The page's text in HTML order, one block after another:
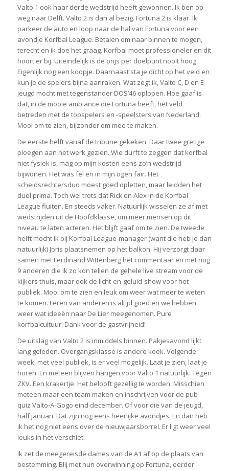
Valto 1 ook haar derde wedstrijd heeft gewonnen. Ik ben op
weg naar Delft. Valto 2 is dan al bezig. Fortuna 2 is klaar. Ik
parkeer de auto en loop naar de hal van Fortuna voor een
avondje Korfbal League. Betalen om naar binnen te mogen,
terecht en ik doe het graag. Korfbal moet professioneler en dit
hoort er bij. Uiteindelijk is de prijs per doelpunt nooit hoog.
Eigenlijk nog een koopje. Daarnaast sta je dicht op het veld en
kun je de spelers bijna aanraken. Wat zegt ik, Valto C, D en E
jeugd mocht met tegenstander DOS’46 oplopen. Hoe gaaf is
dat, in de mooie ambiance die Fortuna heeft, het veld
betreden met de topspelers en -speelsters van Nederland.
Mooi om te zien, bijzonder om mee te maken.
De eerste helft vanaf de tribune gekeken. Daar twee gretige
ploegen aan het werk gezien. Wie durft te zeggen dat korfbal
niet fysiek is, mag op mijn kosten eens zo’n wedstrijd
bijwonen. Het was fel en in mijn ogen fair. Het
scheidsrechtersduo moest goed opletten, maar leidden het
duel prima. Toch wel trots dat Rick en Alex in de Korfbal
League fluiten. En steeds vaker. Natuurlijk wisselen ze af met
wedstrijden uit de Hoofdklasse, om meer mensen op dit
niveau te laten acteren. Het blijft gaaf om te zien. De tweede
helft mocht ik bij Korfbal League-manager (want die heb je dan
natuurlijk) Joris plaatsnemen op het balkon. Hij verzorgt daar
samen met Ferdinand Wittenberg het commentaar en met nog
9 anderen die ik zo kon tellen de gehele live stream voor de
kijkers thuis, maar ook de licht-en-geluid-show voor het
publiek. Mooi om te zien en leuk om weer wat meer te weten
te komen. Leren van anderen is altijd goed en we hebben
weer wat ideeën naar De Lier meegenomen. Pure
korfbalcultuur. Dank voor de gastvrijheid!
De uitslag van Valto 2 is inmiddels binnen. Pakjesavond lijkt
lang geleden. Overgangsklasse is andere koek. Volgende
week, met veel publiek, is er veel mogelijk. Laat je zien, laat je
horen. En meteen blijven hangen voor Valto 1 natuurlijk. Tegen
ZKV. Een krakertje. Het belooft gezellig te worden. Misschien
meteen maar een team maken en inschrijven voor de pub
quiz Valto-A-Gogo eind december. Of voor die van de jeugd,
half januari. Dat zijn nog eens heerlijke avondjes. En dan heb
ik het nog niet eens over de nieuwjaarsborrel. Er ligt weer veel
leuks in het verschiet.
Ik zet de meegereisde dames van de A1 af op de plaats van
bestemming. Blij met hun overwinning op Fortuna, eerder